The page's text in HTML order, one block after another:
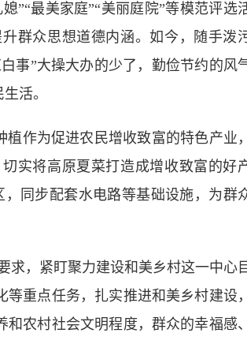
”“最美家庭”“美丽庭院”等模范评选
群众思想道德内涵。如今，随手泼
事”大操大办的少了，勤俭节约的风
活。
作为促进农民增收致富的特色产业，
实将高原夏菜打造成增收致富的好
同步配套水电路等基础设施，为群
，紧盯聚力建设和美乡村这一中心
重点任务，扎实推进和美乡村建设，
农村社会文明程度，群众的幸福感、